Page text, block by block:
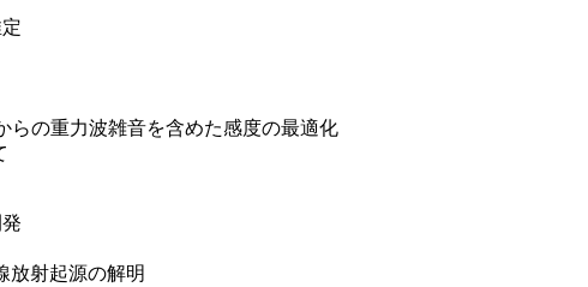
の重力波雑音を含めた感度の最適化
放射起源の解明